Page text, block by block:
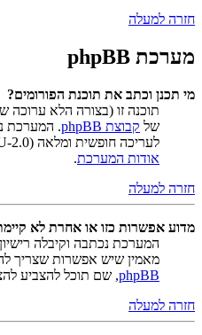
חזרה למעלה
מערכת phpBB
מי תכנן וכתב את תוכנת הפורומים?
תוכנה זו (בצורה הלא ערוכה
של קבוצת phpBB
. המערכת
לעריכה חופשית ומלאה (GNU-2.0). לפרטים נוספים בקרו בעמוד
אודות המערכת.
חזרה למעלה
מדוע אפשרות כזו או אחרת לא
מאמין שיש אפשרות שצריך
phpBB, שם תוכל להצביע
חזרה למעלה